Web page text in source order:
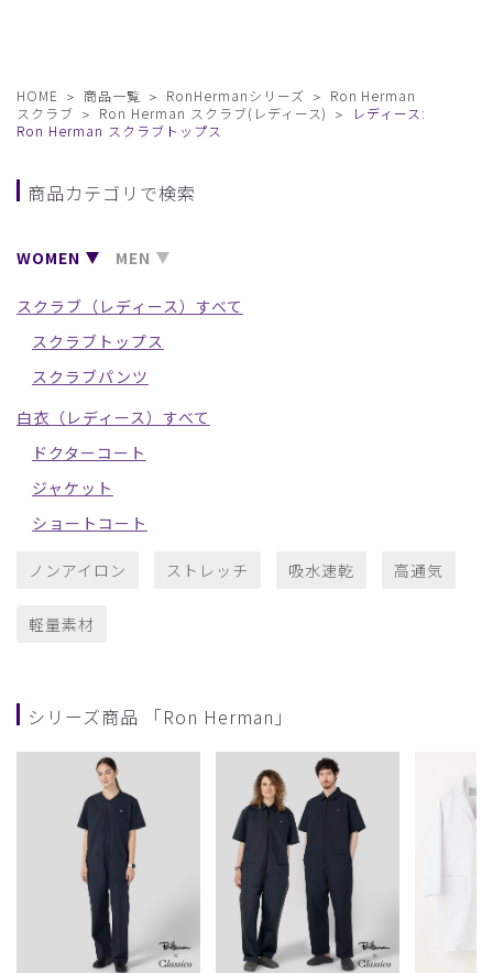
HOME 商品一覧 RonHermanシリーズ
Ron Herman
スクラブ
Ron Herman スクラブ(レディース)
レディース:
Ron Herman スクラブトップス
商品カテゴリで検索
WOMEN MEN
スクラブ（レディース）すべて
スクラブトップス
スクラブパンツ
白衣（レディース）すべて
ドクターコート
ジャケット
ショートコート
ノンアイロン ストレッチ 吸水速乾 高通気
軽量素材
シリーズ商品 「Ron Herman」